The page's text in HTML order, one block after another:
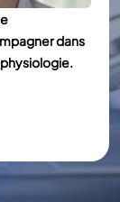
dans